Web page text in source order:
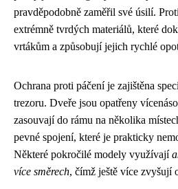
pravděpodobně zaměřil své úsilí.
extrémně tvrdých materiálů, které
vrtákům a způsobují jejich rychlé
Ochrana proti páčení je zajištěna
trezoru. Dveře jsou opatřeny
zasouvají do rámu na několika
pevné spojení, které je prakticky
Některé pokročilé modely využívají
více směrech, čímž ještě více zvyšují